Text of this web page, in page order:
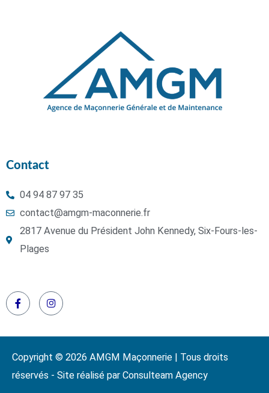
Contact
04 94 87 97 35
contact@amgm-maconnerie.fr
2817 Avenue du Président John Kennedy, Six-Fours-les-
Plages
Copyright © 2026 AMGM Maçonnerie | Tous droits
réservés - Site réalisé par Consulteam Agency